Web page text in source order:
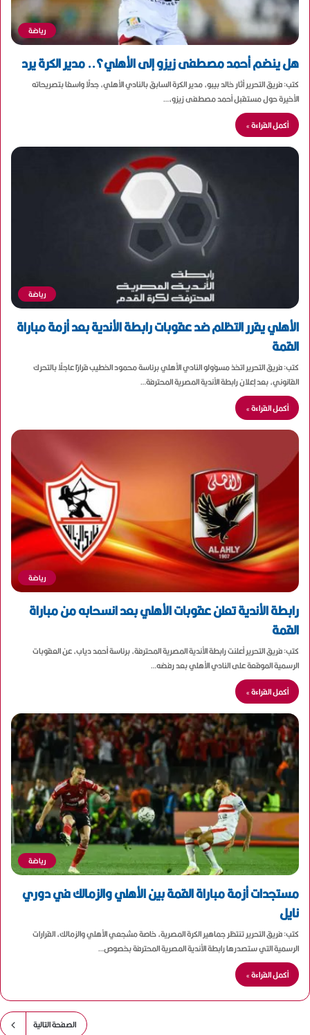
رياضة
هل ينضم أحمد مصطفى زيزو إلى الأهلي؟.. مدير الكرة يرد
كتب: فريق التحرير أثار خالد بيبو، مدير الكرة السابق بالنادي الأهلي، جدلًا واسعًا بتصريحاته
الأخيرة حول مستقبل أحمد مصطفى زيزو،…
أكمل القراءة »
رياضة
الأهلي يقرر التظلم ضد عقوبات رابطة الأندية بعد أزمة مباراة
القمة
كتب: فريق التحرير اتخذ مسؤولو النادي الأهلي برئاسة محمود الخطيب قرارًا عاجلًا بالتحرك
القانوني، بعد إعلان رابطة الأندية المصرية المحترفة…
أكمل القراءة »
رياضة
رابطة الأندية تعلن عقوبات الأهلي بعد انسحابه من مباراة
القمة
كتب: فريق التحرير أعلنت رابطة الأندية المصرية المحترفة، برئاسة أحمد دياب، عن العقوبات
الرسمية الموقعة على النادي الأهلي بعد رفضه…
أكمل القراءة »
رياضة
مستجدات أزمة مباراة القمة بين الأهلي والزمالك في دوري
نايل
كتب: فريق التحرير تنتظر جماهير الكرة المصرية، خاصة مشجعي الأهلي والزمالك، القرارات
الرسمية التي ستصدرها رابطة الأندية المصرية المحترفة بخصوص…
أكمل القراءة »
الصفحة التالية